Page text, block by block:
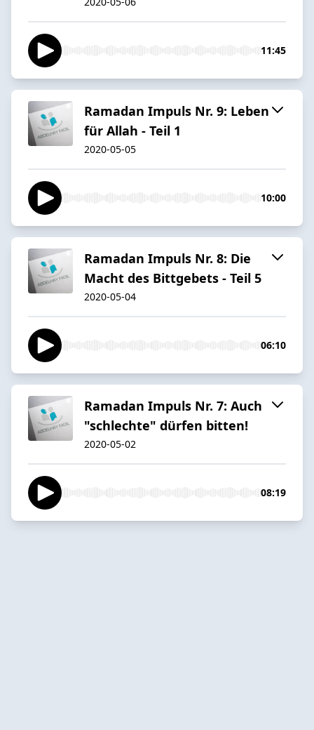
11:45
Ramadan Impuls Nr. 9: Leben
für Allah - Teil 1
2020-05-05
10:00
Ramadan Impuls Nr. 8: Die
Macht des Bittgebets - Teil 5
2020-05-04
06:10
Ramadan Impuls Nr. 7: Auch
"schlechte" dürfen bitten!
2020-05-02
08:19